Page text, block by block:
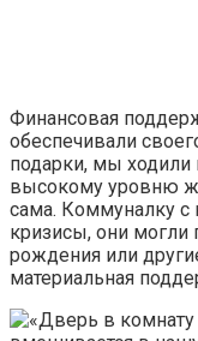
Финансовая
обеспечивали
подарки, мы ходили
высокому уровню
сама. Коммуналку с
кризисы, они могли
рождения или
материальная